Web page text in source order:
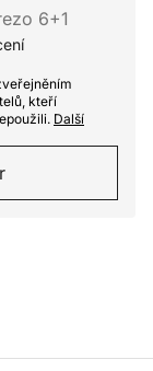
6+1
kteří
Další